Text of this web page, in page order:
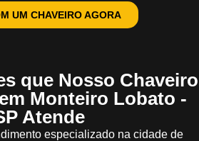
UM CHAVEIRO AGORA
que Nosso Chaveiro
Monteiro Lobato -
Atende
especializado na cidade de